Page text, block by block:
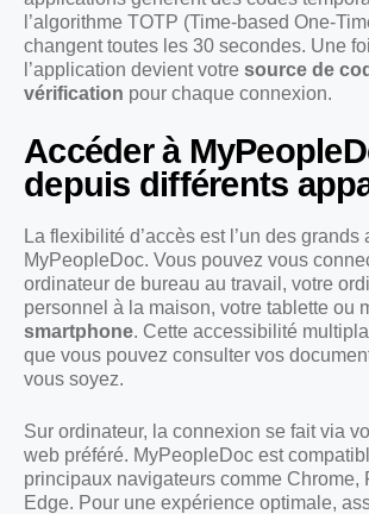
l’algorithme TOTP (Time-based One-
changent toutes les 30 secondes. Une
l’application devient votre source de
vérification pour chaque connexion.
Accéder à
depuis différents
La flexibilité d’accès est l’un des grands
MyPeopleDoc. Vous pouvez vous
ordinateur de bureau au travail, votre
personnel à la maison, votre tablette ou
smartphone. Cette accessibilité
que vous pouvez consulter vos
vous soyez.
Sur ordinateur, la connexion se fait via
web préféré. MyPeopleDoc est
principaux navigateurs comme Chrome,
Edge. Pour une expérience optimale,